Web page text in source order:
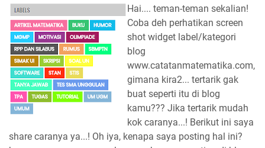
Hai.... teman-teman sekalian!
Coba deh perhatikan screen
shot widget label/kategori
blog
www.catatanmatematika.com,
gimana kira2... tertarik gak
buat seperti itu di blog
kamu??? Jika tertarik mudah
kok caranya...! Berikut ini saya
share caranya ya...! Oh iya, kenapa saya posting hal ini?